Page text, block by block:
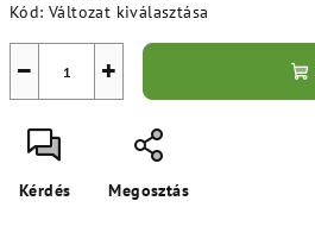
Kód: Változat kiválasztása
+
−
Kérdés Megosztás